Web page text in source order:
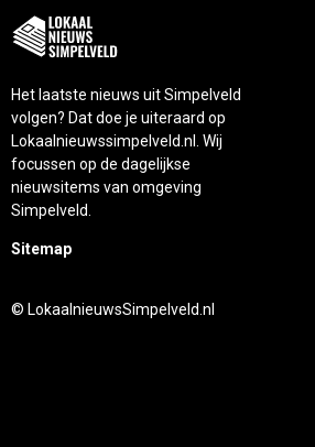
Het laatste nieuws uit Simpelveld
volgen? Dat doe je uiteraard op
Lokaalnieuwssimpelveld.nl. Wij
focussen op de dagelijkse
nieuwsitems van omgeving
Simpelveld.
Sitemap
© LokaalnieuwsSimpelveld.nl